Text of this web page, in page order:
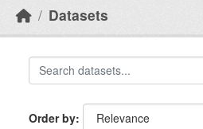
Datasets
Order by